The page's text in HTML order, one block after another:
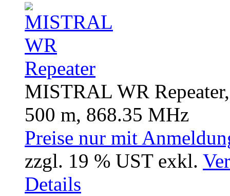
MISTRAL WR
500 m, 868.35 MHz
Preise nur mit
zzgl. 19 % UST exkl.
Details